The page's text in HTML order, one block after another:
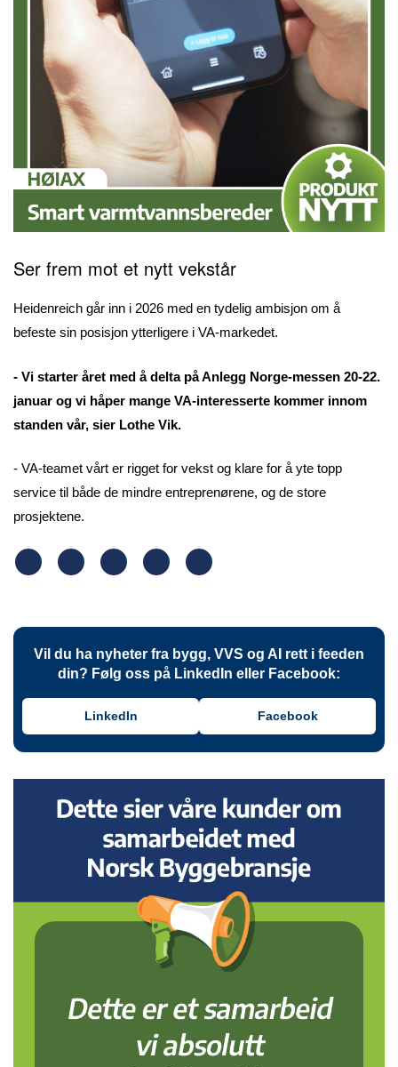
Ser frem mot et nytt vekstår
Heidenreich går inn i 2026 med en tydelig ambisjon om å
befeste sin posisjon ytterligere i VA-markedet.
- Vi starter året med å delta på Anlegg Norge-messen 20-22.
januar og vi håper mange VA-interesserte kommer innom
standen vår, sier Lothe Vik.
- VA-teamet vårt er rigget for vekst og klare for å yte topp
service til både de mindre entreprenørene, og de store
prosjektene.
Vil du ha nyheter fra bygg, VVS og AI rett i feeden
din? Følg oss på LinkedIn eller Facebook:
LinkedIn Facebook